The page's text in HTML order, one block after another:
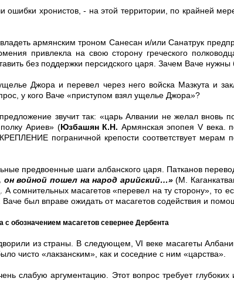
ошибки хронистов, - на этой территории, по крайней
армянским троном Санесан и/или Санатрук
привлекла на свою сторону греческого
без поддержки персидского царя. Зачем Ваче
Джора и перевел через него войска Мазкута и
у кого Ваче «приступом взял ущелье Джора»?
предложение звучит так: «царь Алвании не желал вновь
Ариев» (Юзбашян К.Н. Армянская эпопея V века.
пограничной крепости соответствует
предвоенные шаги албанского царя. Патканов
он войной пошел на народ арийский…»(М.
сомнительных масагетов «перевел на ту сторону», то
был вправе ожидать от масагетов содействия и
с обозначением масагетов севернее Дербента
из страны. В следующем, VI веке масагеты
чисто «лакзанским», как и соседние с ним «царства».
слабую аргументацию. Этот вопрос требует глубоких